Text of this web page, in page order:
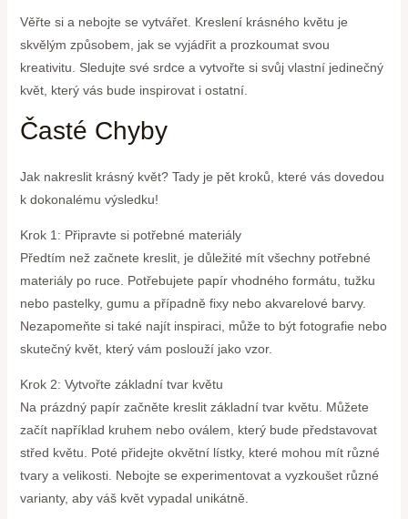
Věřte si a nebojte se vytvářet. Kreslení krásného květu je
skvělým způsobem, jak se vyjádřit a prozkoumat svou
kreativitu. Sledujte své srdce a vytvořte si svůj vlastní jedinečný
květ, který vás bude inspirovat i ostatní.
Časté Chyby
Jak nakreslit krásný květ? Tady je pět kroků, které vás dovedou
k dokonalému výsledku!
Krok 1: Připravte si potřebné materiály
Předtím než začnete kreslit, je důležité mít všechny potřebné
materiály po ruce. Potřebujete papír vhodného formátu, tužku
nebo pastelky, gumu a případně fixy nebo akvarelové barvy.
Nezapomeňte si také najít inspiraci, může to být fotografie nebo
skutečný květ, který vám poslouží jako vzor.
Krok 2: Vytvořte základní tvar květu
Na prázdný papír začněte kreslit základní tvar květu. Můžete
začít například kruhem nebo oválem, který bude představovat
střed květu. Poté přidejte okvětní lístky, které mohou mít různé
tvary a velikosti. Nebojte se experimentovat a vyzkoušet různé
varianty, aby váš květ vypadal unikátně.